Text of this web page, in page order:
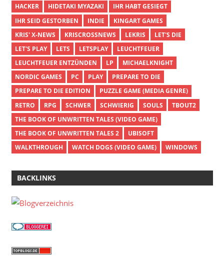
HACKER HIDETAKI MYAZAKI
IHR HABT GESIEGT
IHR SEID GESTORBEN
INDIE
KINGART GAMES
KRIS' X-NEWS
KRISCROSSNEWS LEKRIS
LET'S DIE
LET'S PLAY
LETS LETSPLAY
LEUCHTFEUER
LEUCHTFEUER ENTZÜNDEN
LP
MICHAELKNIGHT
NORDIC GAMES
PC PLAY
PREPARE TO DIE
PREPARE TO DIE EDITION
PUZZLE GAME (MEDIA GENRE)
RETRO
RPG SCHWER SCHWIERIG SOULS
TBOUT2
THE BOOK OF UNWRITTEN TALES (VIDEO GAME)
THE BOOK OF UNWRITTEN TALES 2
UBISOFT
WALKTHROUGH
WATCH DOGS (VIDEO GAME) WINDOWS
BACKLINKS